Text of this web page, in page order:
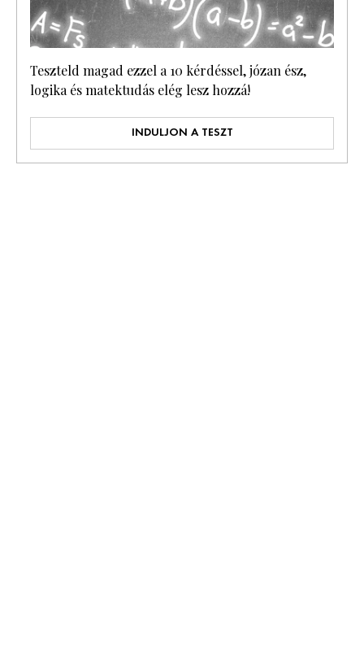
Teszteld magad ezzel a 10 kérdéssel, józan ész,
logika és matektudás elég lesz hozzá!
INDULJON A TESZT